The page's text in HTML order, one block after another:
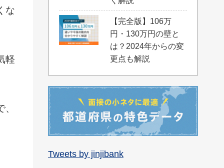
な
軽
【完全版】106万
円・130万円の壁と
は？2024年からの変
更点も解説
Tweets by jinjibank